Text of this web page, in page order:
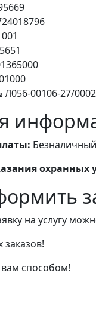
00106-27/
охранных
на услугу
способом!